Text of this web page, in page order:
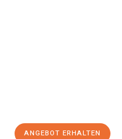
ANGEBOT ERHALTEN